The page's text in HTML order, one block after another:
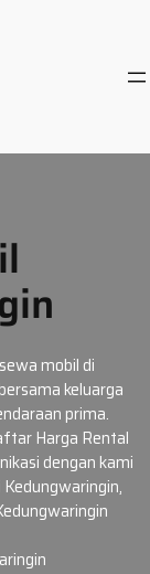
mobil di
keluarga
prima.
Harga Rental
dengan kami